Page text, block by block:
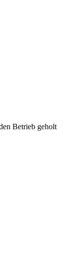
Betrieb geholt